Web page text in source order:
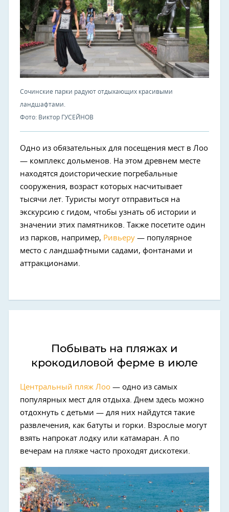
Сочинские парки радуют отдыхающих красивыми
ландшафтами.
Фото: Виктор ГУСЕЙНОВ
Одно из обязательных для посещения мест в Лоо
— комплекс дольменов. На этом древнем месте
находятся доисторические погребальные
сооружения, возраст которых насчитывает
тысячи лет. Туристы могут отправиться на
экскурсию с гидом, чтобы узнать об истории и
значении этих памятников. Также посетите один
из парков, например, Ривьеру — популярное
место с ландшафтными садами, фонтанами и
аттракционами.
Побывать на пляжах и
крокодиловой ферме в июле
Центральный пляж Лоо — одно из самых
популярных мест для отдыха. Днем здесь можно
отдохнуть с детьми — для них найдутся такие
развлечения, как батуты и горки. Взрослые могут
взять напрокат лодку или катамаран. А по
вечерам на пляже часто проходят дискотеки.